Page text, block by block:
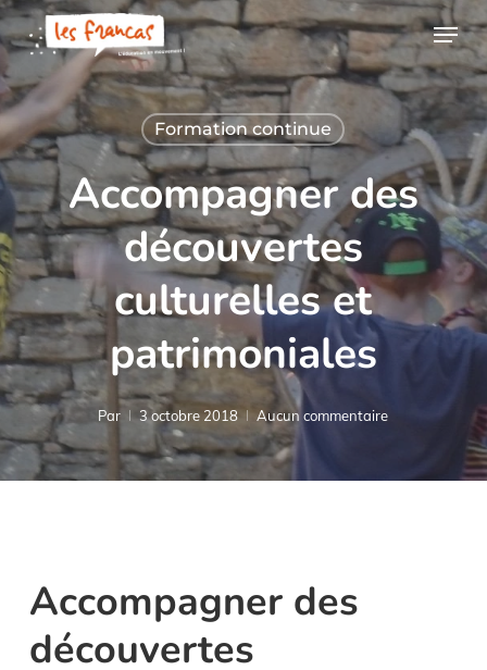
Panneau de gestion des cookies
Skip
to
main
content
Menu
Formation continue
Accompagner des
découvertes
culturelles et
patrimoniales
Par 3 octobre 2018 Aucun commentaire
Accompagner des
découvertes